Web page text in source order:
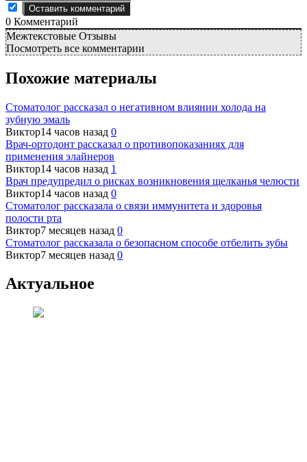
0 Комментарий
Межтекстовые Отзывы
Посмотреть все комментарии
Похожие материалы
Стоматолог рассказал о негативном влиянии холода на
зубную эмаль
Виктор14 часов назад 0
Врач-ортодонт рассказал о противопоказаниях для
применения элайнеров
Виктор14 часов назад 1
Врач предупредил о рисках возникновения щелканья челюсти
Виктор14 часов назад 0
Стоматолог рассказала о связи иммунитета и здоровья
полости рта
Виктор7 месяцев назад 0
Стоматолог рассказала о безопасном способе отбелить зубы
Виктор7 месяцев назад 0
Актуальное